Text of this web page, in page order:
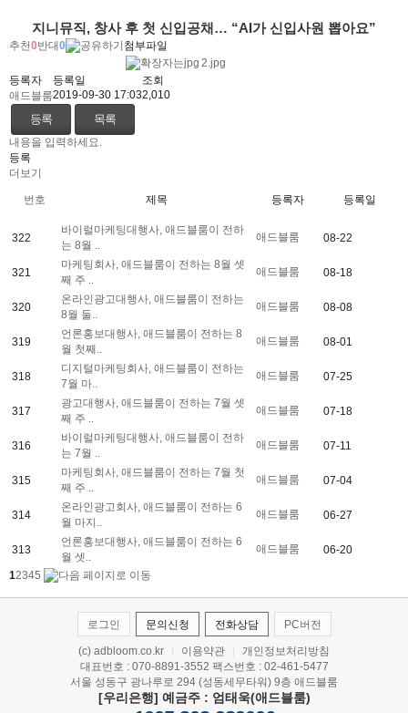
지니뮤직, 창사 후 첫 신입공채… “AI가 신입사원 뽑아요”
추천0반대0
첨부파일
2.jpg
등록자
애드블룸
등록일
2019-09-30 17:03
조회
2,010
등록 목록
내용을 입력하세요.
등록
더보기
번호 제목 등록자 등록일
322
바이럴마케팅대행사, 애드블룸이 전하
는 8월 ..
애드블룸 08-22
321
마케팅회사, 애드블룸이 전하는 8월 셋
째 주 ..
애드블룸 08-18
320
온라인광고대행사, 애드블룸이 전하는
8월 둘..
애드블룸 08-08
319
언론홍보대행사, 애드블룸이 전하는 8
월 첫째..
애드블룸 08-01
318
디지털마케팅회사, 애드블룸이 전하는
7월 마..
애드블룸 07-25
317
광고대행사, 애드블룸이 전하는 7월 셋
째 주 ..
애드블룸 07-18
316
바이럴마케팅대행사, 애드블룸이 전하
는 7월 ..
애드블룸 07-11
315
마케팅회사, 애드블룸이 전하는 7월 첫
째 주 ..
애드블룸 07-04
314
온라인광고회사, 애드블룸이 전하는 6
월 마지..
애드블룸 06-27
313
언론홍보대행사, 애드블룸이 전하는 6
월 셋..
애드블룸
06-20
12345
로그인 문의신청 전화상담 PC버전
(c) adbloom.co.kr 이용약관
개인정보처리방침
대표번호 : 070-8891-3552 팩스번호 : 02-461-5477
서울 성동구 광나루로 294 (성동세무타워) 9층 애드블룸
[우리은행] 예금주 : 엄태욱(애드블룸)